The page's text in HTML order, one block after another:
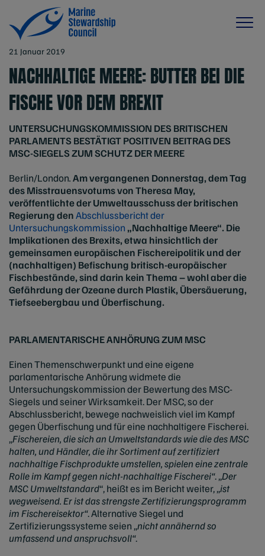
21 Januar 2019
NACHHALTIGE MEERE: BUTTER BEI DIE
FISCHE VOR DEM BREXIT
UNTERSUCHUNGSKOMMISSION DES BRITISCHEN
PARLAMENTS BESTÄTIGT POSITIVEN BEITRAG DES
MSC-SIEGELS ZUM SCHUTZ DER MEERE
Berlin/London.Am vergangenen Donnerstag, dem Tag
des Misstrauensvotums von Theresa May,
veröffentlichte der Umweltausschuss der britischen
Regierung denAbschlussbericht der
Untersuchungskommission „Nachhaltige Meere“. Die
Implikationen des Brexits, etwa hinsichtlich der
gemeinsamen europäischen Fischereipolitik und der
(nachhaltigen) Befischung britisch-europäischer
Fischbestände, sind darin kein Thema – wohl aber die
Gefährdung der Ozeane durch Plastik, Übersäuerung,
Tiefseebergbau und Überfischung.
PARLAMENTARISCHE ANHÖRUNG ZUM MSC
Einen Themenschwerpunkt und eine eigene
parlamentarische Anhörung widmete die
Untersuchungskommission der Bewertung des MSC-
Siegels und seiner Wirksamkeit. Der MSC, so der
Abschlussbericht, bewege nachweislich viel im Kampf
gegen Überfischung und für eine nachhaltigere Fischerei.
„Fischereien, die sich an Umweltstandards wie die des MSC
halten, und Händler, die ihr Sortiment auf zertifiziert
nachhaltige Fischprodukte umstellen, spielen eine zentrale
Rolle im Kampf gegen nicht-nachhaltige Fischerei“. „Der
MSC Umweltstandard“, heißt es im Bericht weiter, „ist
wegweisend. Er ist das strengste Zertifizierungsprogramm
im Fischereisektor“. Alternative Siegel und
Zertifizierungssysteme seien „nicht annähernd so
umfassend und anspruchsvoll“.